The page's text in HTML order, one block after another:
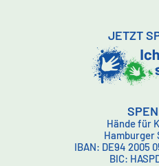
JETZT
Hände für
Hamburger
IBAN: DE94 2005
BIC: